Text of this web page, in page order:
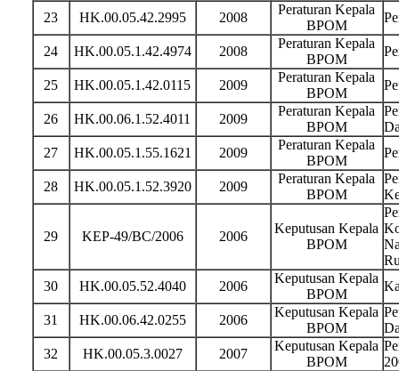
23 HK.00.05.42.2995 2008
Peraturan Kepala
BPOM
24 HK.00.05.1.42.4974 2008
Peraturan Kepala
BPOM
25 HK.00.05.1.42.0115 2009
Peraturan Kepala
BPOM
26 HK.00.06.1.52.4011 2009
Peraturan Kepala
BPOM
27
HK.00.05.1.55.1621 2009
Peraturan Kepala
BPOM
28 HK.00.05.1.52.3920 2009
Peraturan Kepala
BPOM
29 KEP-49/BC/2006 2006
Keputusan Kepala
BPOM
30
HK.00.05.52.4040 2006
Keputusan Kepala
BPOM
31 HK.00.06.42.0255 2006
Keputusan Kepala
BPOM
32
HK.00.05.3.0027 2007
Keputusan Kepala
BPOM